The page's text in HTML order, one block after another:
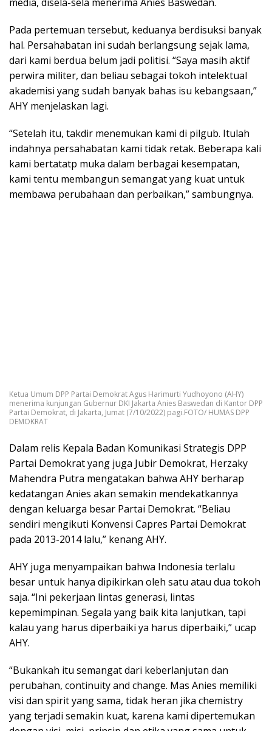
Pada pertemuan tersebut, keduanya berdisuksi banyak
hal. Persahabatan ini sudah berlangsung sejak lama,
dari kami berdua belum jadi politisi. “Saya masih aktif
perwira militer, dan beliau sebagai tokoh intelektual
akademisi yang sudah banyak bahas isu kebangsaan,”
AHY menjelaskan lagi.
“Setelah itu, takdir menemukan kami di pilgub. Itulah
indahnya persahabatan kami tidak retak. Beberapa kali
kami bertatatp muka dalam berbagai kesempatan,
kami tentu membangun semangat yang kuat untuk
membawa perubahaan dan perbaikan,” sambungnya.
Ketua Umum DPP Partai Demokrat Agus Harimurti Yudhoyono (AHY)
menerima kunjungan Gubernur DKI Jakarta Anies Baswedan di Kantor DPP
Partai Demokrat, di Jakarta, Jumat (7/10/2022) pagi.FOTO/ HUMAS DPP
DEMOKRAT
Dalam relis Kepala Badan Komunikasi Strategis DPP
Partai Demokrat yang juga Jubir Demokrat, Herzaky
Mahendra Putra mengatakan bahwa AHY berharap
kedatangan Anies akan semakin mendekatkannya
dengan keluarga besar Partai Demokrat. “Beliau
sendiri mengikuti Konvensi Capres Partai Demokrat
pada 2013-2014 lalu,” kenang AHY.
AHY juga menyampaikan bahwa Indonesia terlalu
besar untuk hanya dipikirkan oleh satu atau dua tokoh
saja. “Ini pekerjaan lintas generasi, lintas
kepemimpinan. Segala yang baik kita lanjutkan, tapi
kalau yang harus diperbaiki ya harus diperbaiki,” ucap
AHY.
“Bukankah itu semangat dari keberlanjutan dan
perubahan, continuity and change. Mas Anies memiliki
visi dan spirit yang sama, tidak heran jika chemistry
yang terjadi semakin kuat, karena kami dipertemukan